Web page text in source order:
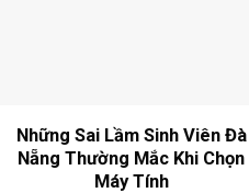
Những Sai Lầm Sinh Viên Đà
Nẵng Thường Mắc Khi Chọn
Máy Tính